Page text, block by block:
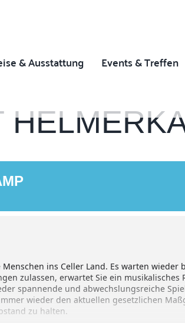
& Ausstattung Events & Treffen
ins Celler Land. Es warten
zulassen, erwartet Sie ein
spannende und abwechslungsreiche
wieder den aktuellen gesetzlichen
zu halten.